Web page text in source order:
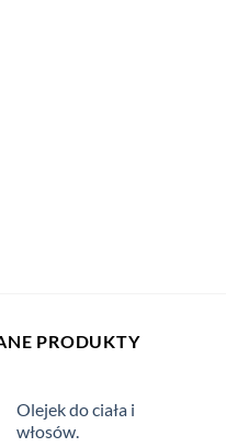
PRODUKTY
Olejek do ciała i
włosów.